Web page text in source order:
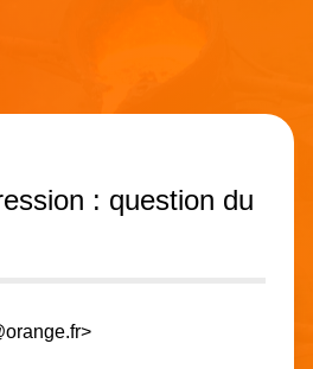
: question du